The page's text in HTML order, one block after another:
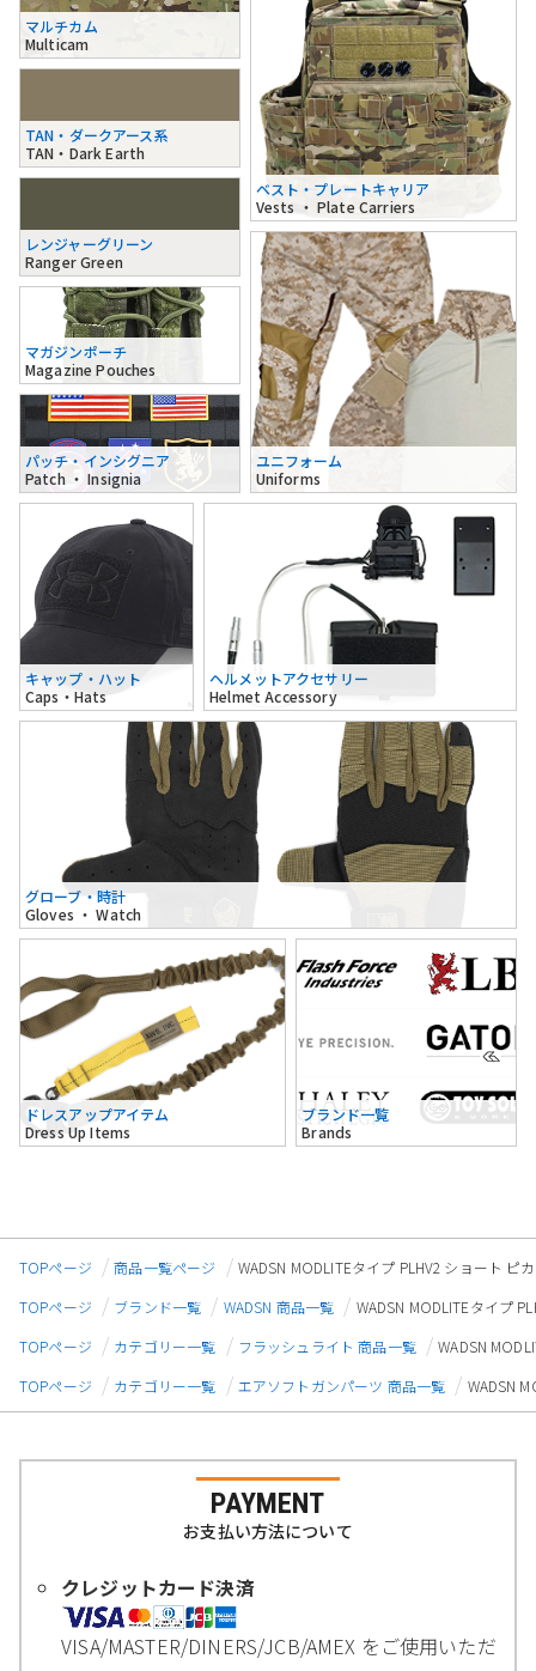
マルチカム
Multicam
TAN・ダークアース系
TAN・Dark Earth
レンジャーグリーン
Ranger Green
ベスト・プレートキャリア
Vests ・ Plate Carriers
マガジンポーチ
Magazine Pouches
パッチ・インシグニア
Patch ・ Insignia
ユニフォーム
Uniforms
キャップ・ハット
Caps・Hats
ヘルメットアクセサリー
Helmet Accessory
グローブ・時計
Gloves ・ Watch
ドレスアップアイテム
Dress Up Items
ブランド一覧
Brands
TOPページ 商品一覧ページ
WADSN MODLITEタイプ PLHV2 ショート
TOPページ
ブランド一覧 WADSN 商品一覧
WADSN MODLITEタイプ
TOPページ
カテゴリー一覧 フラッシュライト 商品一覧
WADSN
TOPページ
カテゴリー一覧 エアソフトガンパーツ 商品一覧 WADSN
PAYMENT
お支払い方法について
クレジットカード決済
VISA/MASTER/DINERS/JCB/AMEX をご使用いただ